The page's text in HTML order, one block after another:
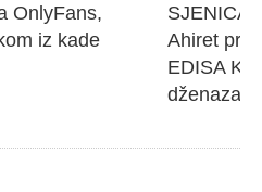
OnlyFans,
iz kade
SJENICA
Ahiret
EDISA
dženaza